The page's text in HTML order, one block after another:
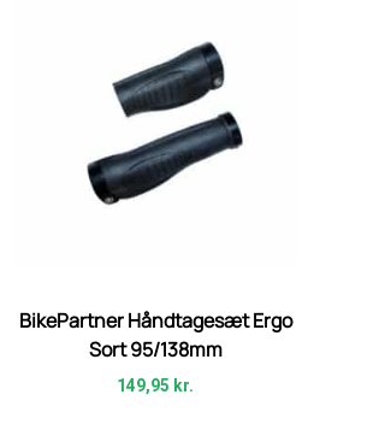
BikePartner Håndtagesæt Ergo
Sort 95/138mm
149,95 kr.